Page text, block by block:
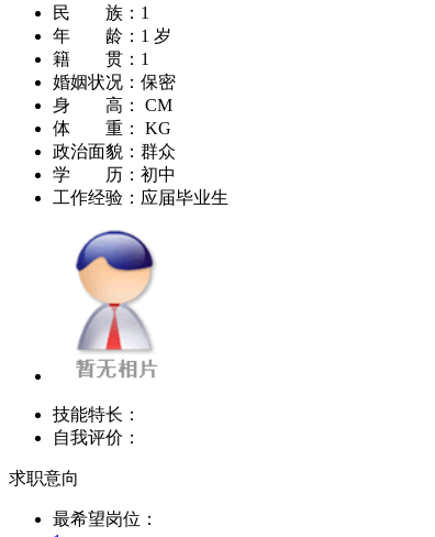
民 族： 1
年 龄： 1 岁
籍 贯： 1
婚姻状况： 保密
身 高：
CM
体 重：
KG
政治面貌： 群众
学 历： 初中
工作经验： 应届毕业生
技能特长：
自我评价：
求职意向
最希望岗位：